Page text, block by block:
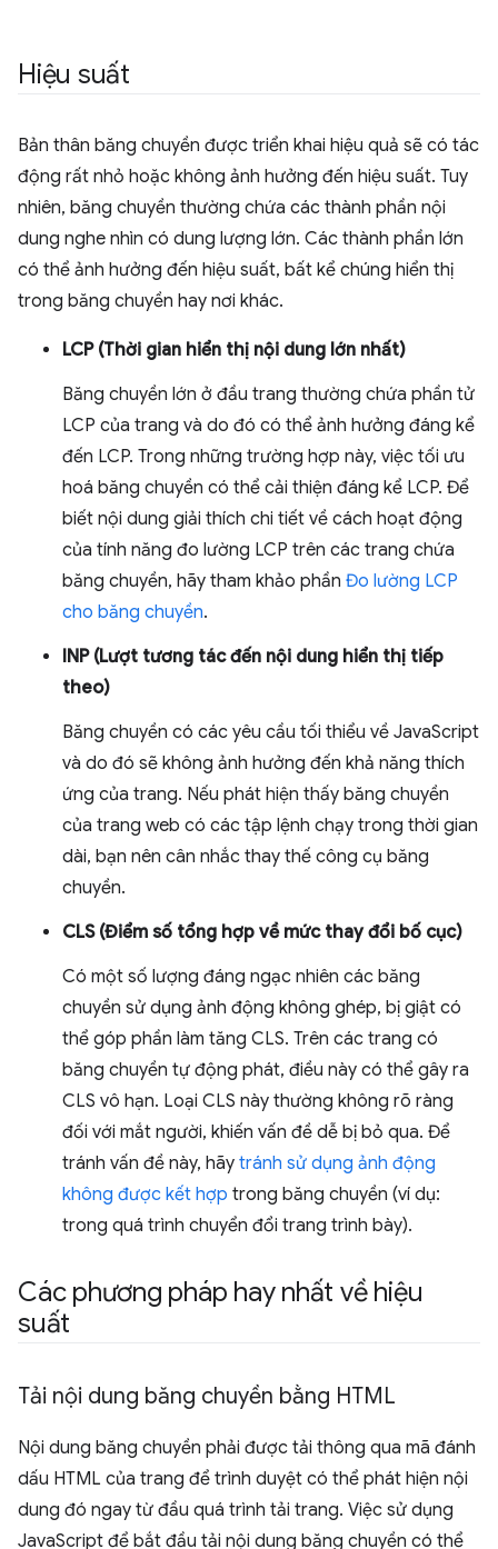
Hiệu suất
Bản thân băng chuyền được triển khai hiệu quả sẽ có tác
động rất nhỏ hoặc không ảnh hưởng đến hiệu suất. Tuy
nhiên, băng chuyền thường chứa các thành phần nội
dung nghe nhìn có dung lượng lớn. Các thành phần lớn
có thể ảnh hưởng đến hiệu suất, bất kể chúng hiển thị
trong băng chuyền hay nơi khác.
LCP (Thời gian hiển thị nội dung lớn nhất)
Băng chuyền lớn ở đầu trang thường chứa phần tử
LCP của trang và do đó có thể ảnh hưởng đáng kể
đến LCP. Trong những trường hợp này, việc tối ưu
hoá băng chuyền có thể cải thiện đáng kể LCP. Để
biết nội dung giải thích chi tiết về cách hoạt động
của tính năng đo lường LCP trên các trang chứa
băng chuyền, hãy tham khảo phần Đo lường LCP
cho băng chuyền.
INP (Lượt tương tác đến nội dung hiển thị tiếp
theo)
Băng chuyền có các yêu cầu tối thiểu về JavaScript
và do đó sẽ không ảnh hưởng đến khả năng thích
ứng của trang. Nếu phát hiện thấy băng chuyền
của trang web có các tập lệnh chạy trong thời gian
dài, bạn nên cân nhắc thay thế công cụ băng
chuyền.
CLS (Điểm số tổng hợp về mức thay đổi bố cục)
Có một số lượng đáng ngạc nhiên các băng
chuyền sử dụng ảnh động không ghép, bị giật có
thể góp phần làm tăng CLS. Trên các trang có
băng chuyền tự động phát, điều này có thể gây ra
CLS vô hạn. Loại CLS này thường không rõ ràng
đối với mắt người, khiến vấn đề dễ bị bỏ qua. Để
tránh vấn đề này, hãy tránh sử dụng ảnh động
không được kết hợp trong băng chuyền (ví dụ:
trong quá trình chuyển đổi trang trình bày).
Các phương pháp hay nhất về hiệu
suất
Tải nội dung băng chuyền bằng HTML
Nội dung băng chuyền phải được tải thông qua mã đánh
dấu HTML của trang để trình duyệt có thể phát hiện nội
dung đó ngay từ đầu quá trình tải trang. Việc sử dụng
JavaScript để bắt đầu tải nội dung băng chuyền có thể